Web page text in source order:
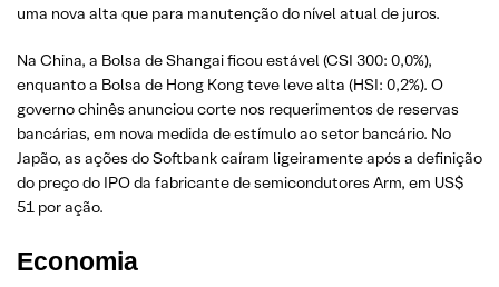
uma nova alta que para manutenção do nível atual de juros.
Na China, a Bolsa de Shangai ficou estável (CSI 300: 0,0%),
enquanto a Bolsa de Hong Kong teve leve alta (HSI: 0,2%). O
governo chinês anunciou corte nos requerimentos de reservas
bancárias, em nova medida de estímulo ao setor bancário. No
Japão, as ações do Softbank caíram ligeiramente após a definição
do preço do IPO da fabricante de semicondutores Arm, em US$
51 por ação.
Economia